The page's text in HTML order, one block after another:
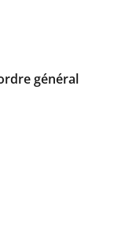
général